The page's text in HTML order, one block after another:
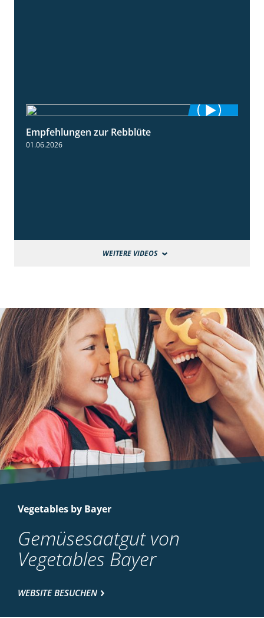
Empfehlungen zur Rebblüte
01.06.2026
WEITERE VIDEOS
Vegetables by Bayer
Gemüsesaatgut von
Vegetables Bayer
WEBSITE BESUCHEN